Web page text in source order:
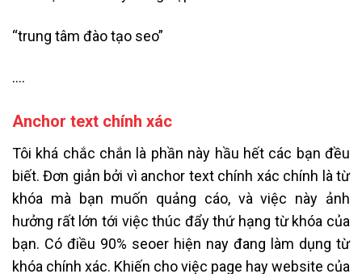
“trung tâm đào tạo seo”
….
Anchor text chính xác
Tôi khá chắc chắn là phần này hầu hết các bạn đều
biết. Đơn giản bởi vì anchor text chính xác chính là từ
khóa mà bạn muốn quảng cáo, và việc này ảnh
hưởng rất lớn tới việc thúc đẩy thứ hạng từ khóa của
bạn. Có điều 90% seoer hiện nay đang làm dụng từ
khóa chính xác. Khiến cho việc page hay website của